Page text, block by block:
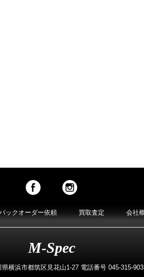
ックオーダー依頼 買取査定 会社
M-Spec
横浜市都筑区見花山1-27 電話番号 045-315-